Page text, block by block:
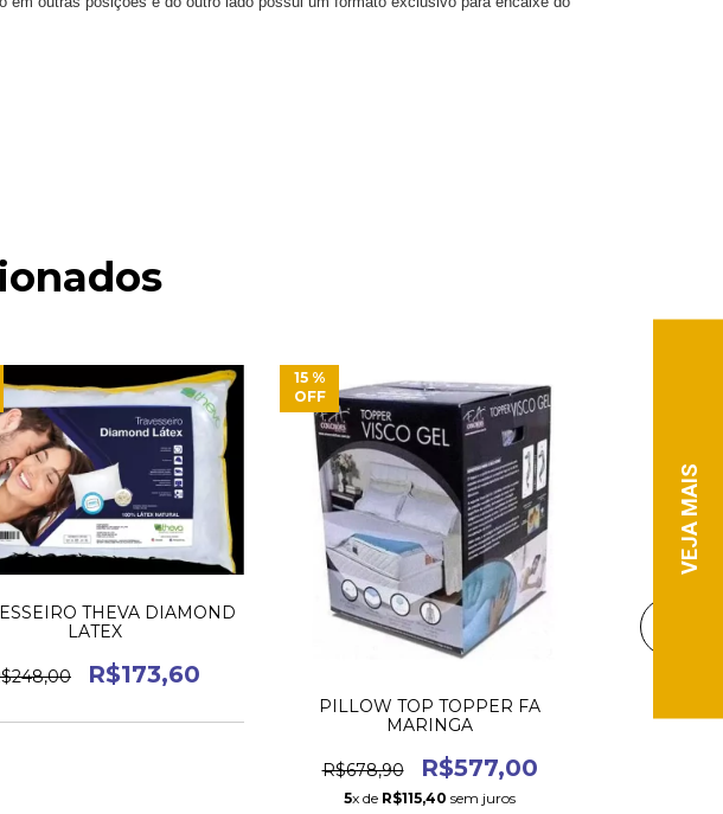
THEVA DIAMOND
LATEX
R$173,60
15 %
OFF
PILLOW TOP TOPPER FA
MARINGA
R$678,90 R$577,00
5x de R$115,40 sem juros